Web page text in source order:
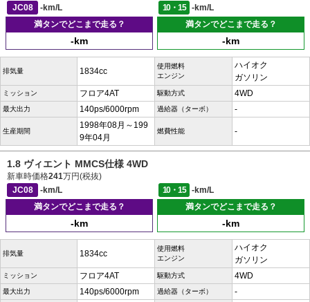
JC08
-km/L 10・15
-km/L
満タンでどこまで走る？
-km
満タンでどこまで走る？
-km
排気量 1834cc
使用燃料
エンジン
ハイオク
ガソリン
ミッション フロア4AT 駆動方式 4WD
最大出力 140ps/6000rpm 過給器（ターボ） -
生産期間
1998年08月～199
9年04月
燃費性能 -
1.8 ヴィエント MMCS仕様 4WD
新車時価格241万円(税抜)
JC08
-km/L 10・15
-km/L
満タンでどこまで走る？
-km
満タンでどこまで走る？
-km
排気量 1834cc
使用燃料
エンジン
ハイオク
ガソリン
ミッション フロア4AT 駆動方式 4WD
最大出力 140ps/6000rpm 過給器（ターボ） -